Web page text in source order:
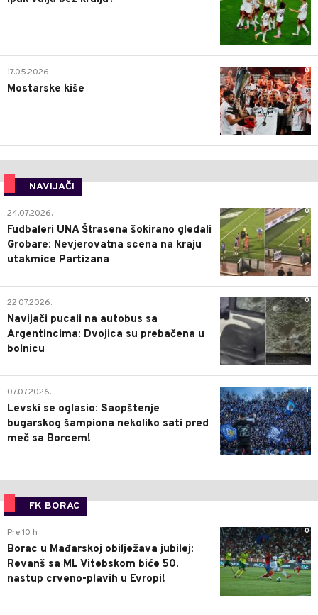
0
17.05.2026.
Mostarske kiše
NAVIJAČI
0
24.07.2026.
Fudbaleri UNA Štrasena šokirano gledali
Grobare: Nevjerovatna scena na kraju
utakmice Partizana
0
22.07.2026.
Navijači pucali na autobus sa
Argentincima: Dvojica su prebačena u
bolnicu
1
07.07.2026.
Levski se oglasio: Saopštenje
bugarskog šampiona nekoliko sati pred
meč sa Borcem!
FK BORAC
0
Pre 10 h
Borac u Mađarskoj obilježava jubilej:
Revanš sa ML Vitebskom biće 50.
nastup crveno-plavih u Evropi!